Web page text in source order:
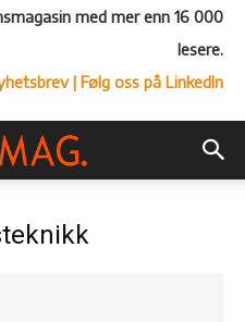
med mer enn 16 000
lesere.
| Følg oss på LinkedIn